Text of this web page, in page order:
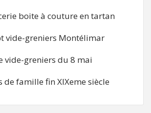
boite à couture en tartan
vide-greniers Montélimar
vide-greniers du 8 mai
famille fin XIXeme siècle